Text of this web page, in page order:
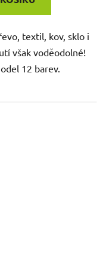
textil, kov, sklo i
však voděodolné!
12 barev.